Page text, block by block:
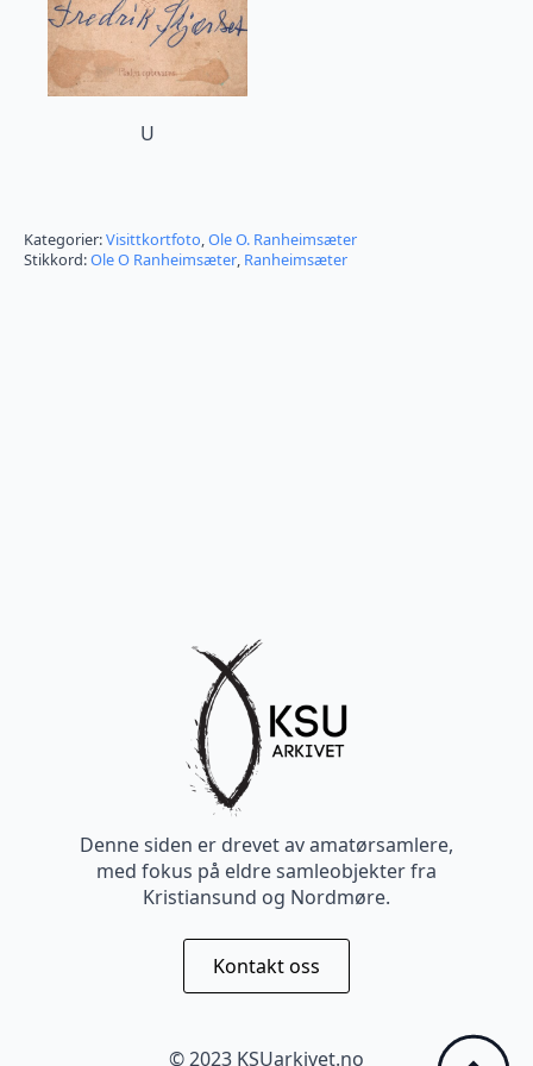
U
Kategorier:Visittkortfoto,Ole O. Ranheimsæter
Stikkord:Ole O Ranheimsæter, Ranheimsæter
Denne siden er drevet av amatørsamlere,
med fokus på eldre samleobjekter fra
Kristiansund og Nordmøre.
Kontakt oss
© 2023 KSUarkivet.no